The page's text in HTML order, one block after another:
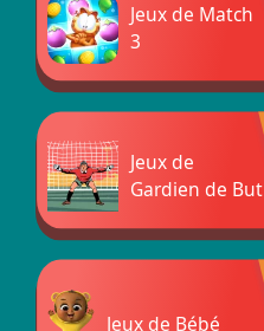
Jeux de Match
3
Jeux de
Gardien de But
Jeux de Bébé